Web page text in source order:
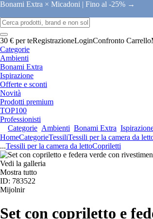
Bonami Extra × Micadoni | Fino al -25% →
30 € per teRegistrazioneLoginConfronto Carrello
Categorie
Ambienti
Bonami Extra
Ispirazione
Offerte e sconti
Novità
Prodotti premium
TOP100
Professionisti
Categorie Ambienti Bonami Extra
HomeCategorieTessiliTessili per la camera da
...Tessili per la camera da lettoCopriletti
Vedi la galleria
Mostra tutto
ID: 783522
Mijolnir
Set con copriletto e